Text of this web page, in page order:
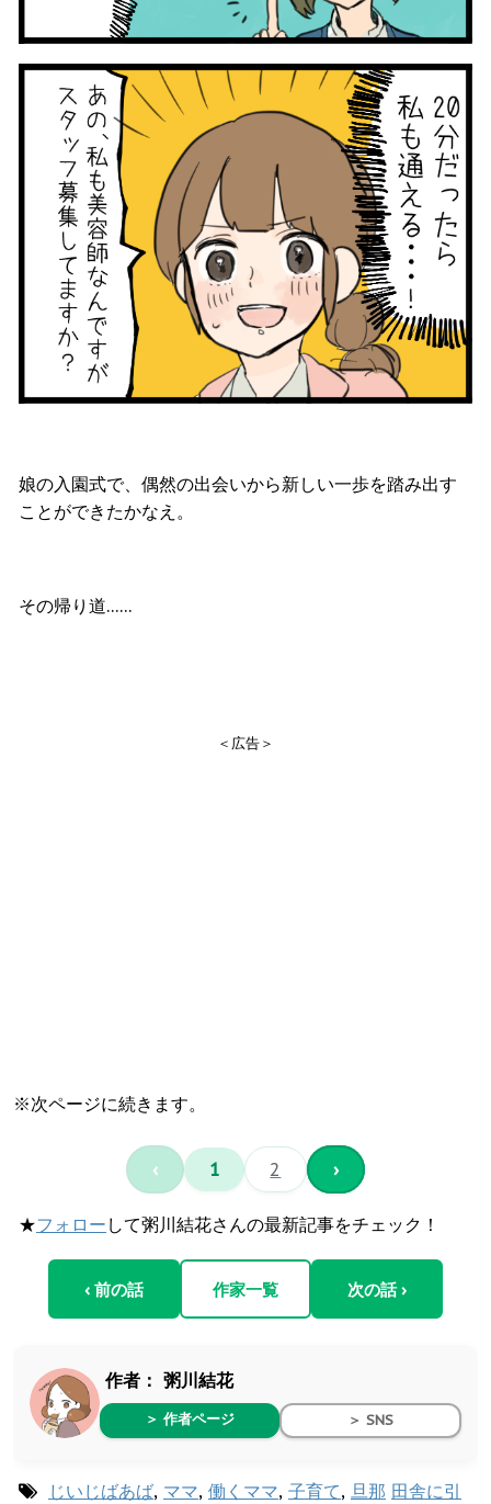
娘の入園式で、偶然の出会いから新しい一歩を踏み出す
ことができたかなえ。
その帰り道……
＜広告＞
※次ページに続きます。
‹ 1 2 ›
★フォロー して粥川結花さんの最新記事をチェック！
‹ 前の話 作家一覧 次の話 ›
作者： 粥川結花
＞ 作者ページ ＞ SNS
じいじばあば, ママ, 働くママ, 子育て, 旦那 田舎に引